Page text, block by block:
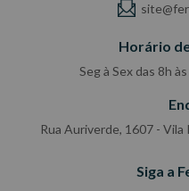
Horário
Seg à Sex das 8h
Rua Auriverde, 1607 - Vila
Siga a